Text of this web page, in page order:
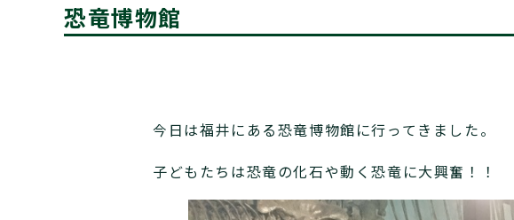
恐竜博物館
今日は福井にある恐竜博物館に行ってきました。
子どもたちは恐竜の化石や動く恐竜に大興奮！！